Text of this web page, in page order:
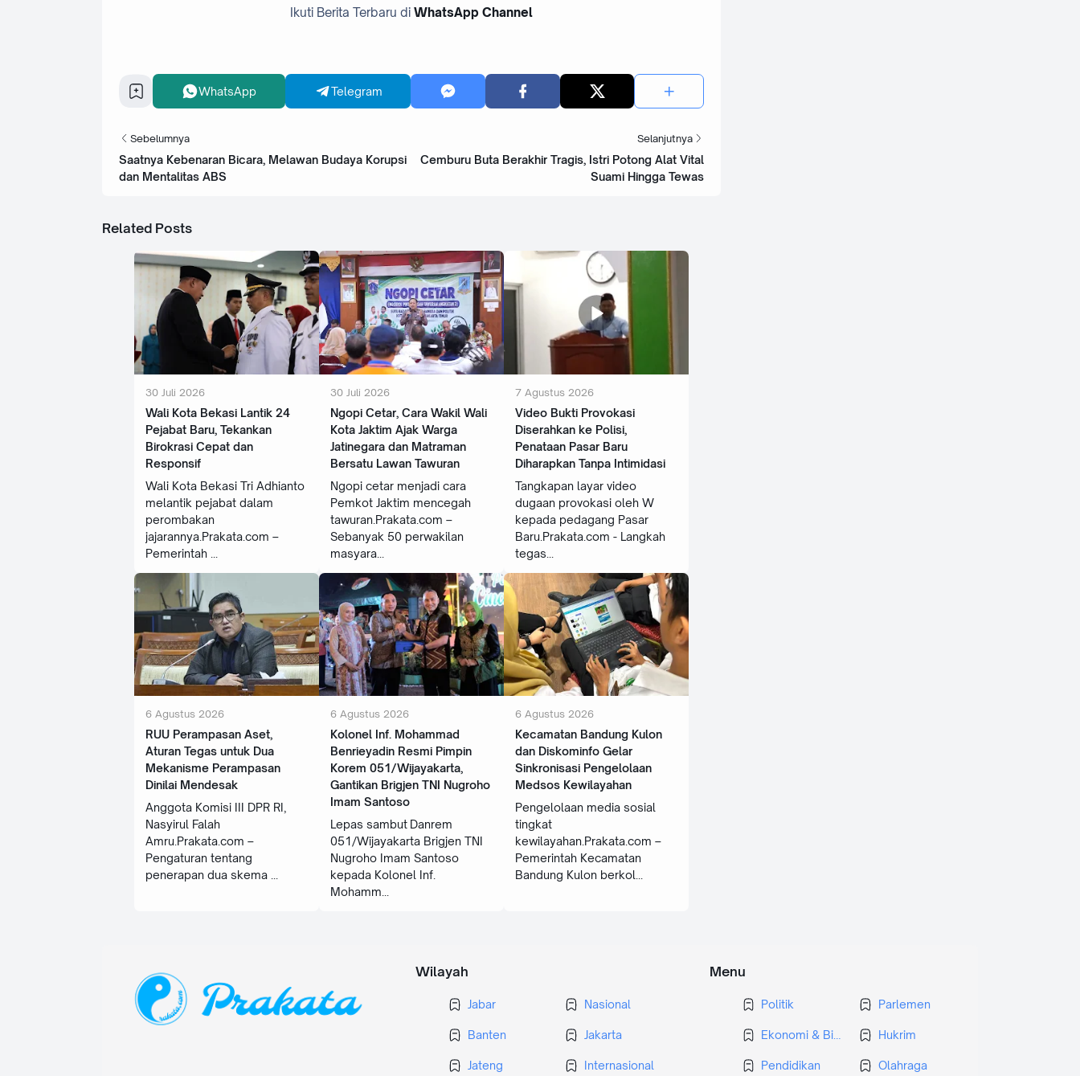
Ikuti Berita Terbaru di WhatsApp Channel
WhatsApp Telegram
Sebelumnya
Saatnya Kebenaran Bicara, Melawan Budaya Korupsi
dan Mentalitas ABS
Selanjutnya
Cemburu Buta Berakhir Tragis, Istri Potong Alat Vital
Suami Hingga Tewas
Related Posts
30 Juli 2026
Wali Kota Bekasi Lantik 24
Pejabat Baru, Tekankan
Birokrasi Cepat dan
Responsif
Wali Kota Bekasi Tri Adhianto
melantik pejabat dalam
perombakan
jajarannya.Prakata.com –
Pemerintah
30 Juli 2026
Ngopi Cetar, Cara Wakil Wali
Kota Jaktim Ajak Warga
Jatinegara dan Matraman
Bersatu Lawan Tawuran
Ngopi cetar menjadi cara
Pemkot Jaktim mencegah
tawuran.Prakata.com –
Sebanyak 50 perwakilan
masyara
7 Agustus 2026
‎Video Bukti Provokasi
Diserahkan ke Polisi,
Penataan Pasar Baru
Diharapkan Tanpa Intimidasi
Tangkapan layar video
dugaan provokasi oleh W
kepada pedagang Pasar
Baru.Prakata.com - Langkah
tegas
6 Agustus 2026
RUU Perampasan Aset,
Aturan Tegas untuk Dua
Mekanisme Perampasan
Dinilai Mendesak
Anggota Komisi III DPR RI,
Nasyirul Falah
Amru.Prakata.com –
Pengaturan tentang
penerapan dua skema
6 Agustus 2026
Kolonel Inf. Mohammad
Benrieyadin Resmi Pimpin
Korem 051/Wijayakarta,
Gantikan Brigjen TNI Nugroho
Imam Santoso
Lepas sambut Danrem
051/Wijayakarta Brigjen TNI
Nugroho Imam Santoso
kepada Kolonel Inf.
Mohamm
6 Agustus 2026
Kecamatan Bandung Kulon
dan Diskominfo Gelar
Sinkronisasi Pengelolaan
Medsos Kewilayahan
Pengelolaan media sosial
tingkat
kewilayahan.Prakata.com –
Pemerintah Kecamatan
Bandung Kulon berkol
Wilayah
Jabar Nasional
Banten Jakarta
Jateng Internasional
Menu
Politik Parlemen
Hukrim
Pendidikan Olahraga